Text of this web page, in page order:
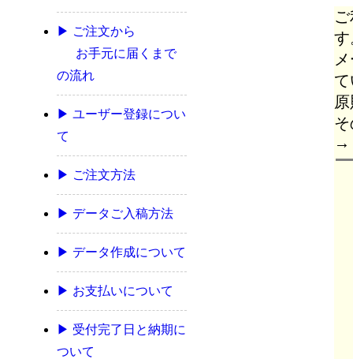
す
→
▶ ご注文から
お手元に届くまで
の流れ
▶ ユーザー登録につい
て
▶ ご注文方法
▶ データご入稿方法
▶ データ作成について
▶ お支払いについて
▶ 受付完了日と納期に
ついて